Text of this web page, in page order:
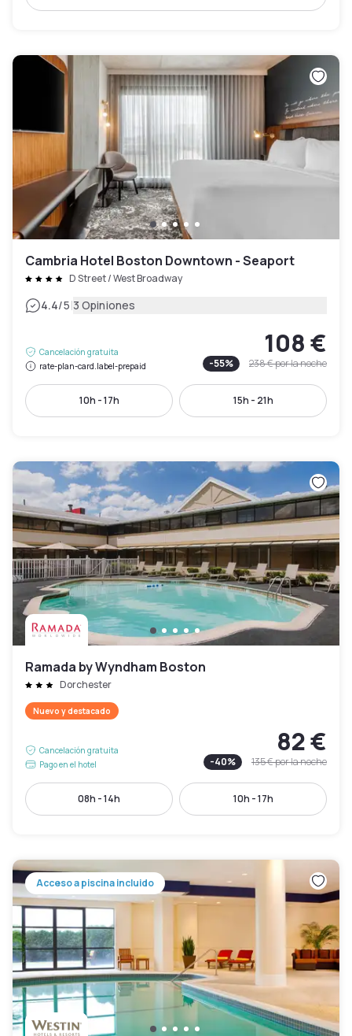
Cambria Hotel Boston Downtown - Seaport
D Street / West Broadway
4.4/5|3 Opiniones
Cancelación gratuita
rate-plan-card.label-prepaid
108 €
-55% 238 €por la noche
10h - 17h 15h - 21h
Ramada by Wyndham Boston
Dorchester
Nuevo y destacado
Cancelación gratuita
Pago en el hotel
82 €
-40% 135 €por la noche
08h - 14h 10h - 17h
Acceso a piscina incluido